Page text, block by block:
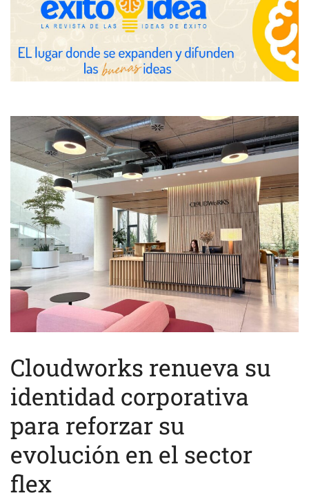
Cloudworks renueva su
identidad corporativa
para reforzar su
evolución en el sector
flex